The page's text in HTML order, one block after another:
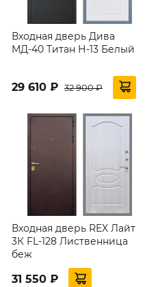
Входная дверь Дива
МД-40 Титан Н-13 Белый
29 610 ₽ 32 900 ₽
Входная дверь REX Лайт
3К FL-128 Лиственница
беж
31 550 ₽